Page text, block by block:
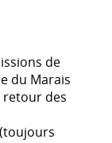
de
du Marais
retour des